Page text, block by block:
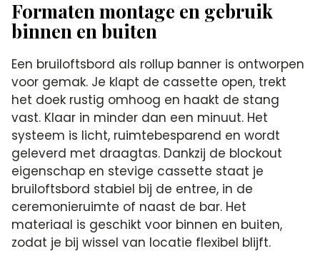
Formaten montage en gebruik
binnen en buiten
Een bruiloftsbord als rollup banner is ontworpen
voor gemak. Je klapt de cassette open, trekt
het doek rustig omhoog en haakt de stang
vast. Klaar in minder dan een minuut. Het
systeem is licht, ruimtebesparend en wordt
geleverd met draagtas. Dankzij de blockout
eigenschap en stevige cassette staat je
bruiloftsbord stabiel bij de entree, in de
ceremonieruimte of naast de bar. Het
materiaal is geschikt voor binnen en buiten,
zodat je bij wissel van locatie flexibel blijft.